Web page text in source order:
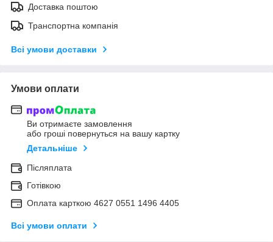
Доставка поштою
Транспортна компанія
Всі умови доставки
Умови оплати
Ви отримаєте замовлення
або гроші повернуться на вашу картку
Детальніше
Післяплата
Готівкою
Оплата карткою 4627 0551 1496 4405
Всі умови оплати